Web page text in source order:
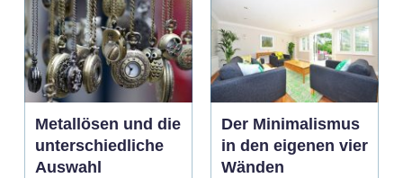
Metallösen und die
unterschiedliche
Auswahl
Der Minimalismus
in den eigenen vier
Wänden